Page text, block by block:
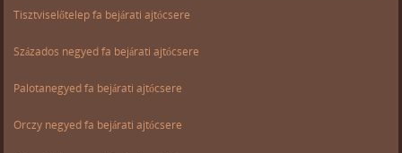
Tisztviselőtelep fa bejárati ajtócsere
Százados negyed fa bejárati ajtócsere
Palotanegyed fa bejárati ajtócsere
Orczy negyed fa bejárati ajtócsere